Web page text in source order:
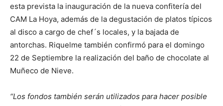
esta prevista la inauguración de la nueva confitería del
CAM La Hoya, además de la degustación de platos típicos
al disco a cargo de chef´s locales, y la bajada de
antorchas. Riquelme también confirmó para el domingo
22 de Septiembre la realización del baño de chocolate al
Muñeco de Nieve.
“Los fondos también serán utilizados para hacer posible